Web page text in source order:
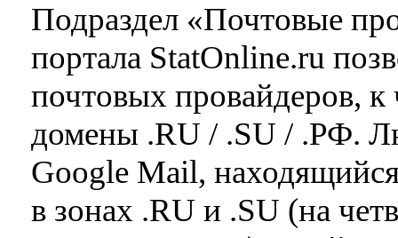
Подраздел «Почтовые
портала StatOnline.ru
почтовых провайдеров,
домены .RU / .SU / .РФ.
Google Mail,
в зонах .RU и .SU (на